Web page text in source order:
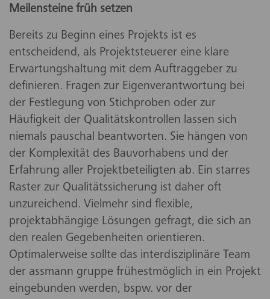
Meilensteine früh setzen
Bereits zu Beginn eines Projekts ist es
entscheidend, als Projektsteuerer eine klare
Erwartungshaltung mit dem Auftraggeber zu
definieren. Fragen zur Eigenverantwortung bei
der Festlegung von Stichproben oder zur
Häufigkeit der Qualitätskontrollen lassen sich
niemals pauschal beantworten. Sie hängen von
der Komplexität des Bauvorhabens und der
Erfahrung aller Projektbeteiligten ab. Ein starres
Raster zur Qualitätssicherung ist daher oft
unzureichend. Vielmehr sind flexible,
projektabhängige Lösungen gefragt, die sich an
den realen Gegebenheiten orientieren.
Optimalerweise sollte das interdisziplinäre Team
der assmann gruppe frühestmöglich in ein Projekt
eingebunden werden, bspw. vor der